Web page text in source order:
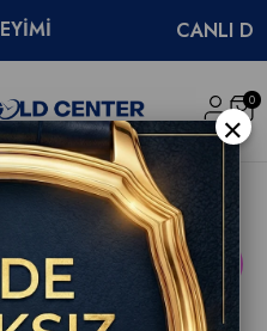
CANLI DESTEK
0
TAG Heuer Formula 1 Solargraph Kol Saati WBY1165.FT8115
ÜRÜN
×